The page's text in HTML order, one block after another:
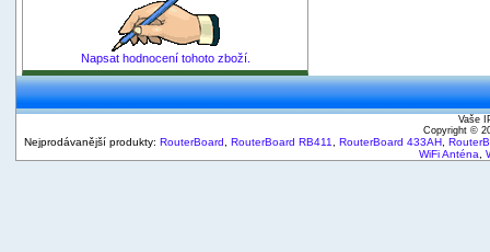
Napsat hodnocení tohoto zboží.
Vaše
Copyright ©
Nejprodávanější produkty: RouterBoard RouterBoard RB411 RouterBoard 433AH
WiFi Anténa